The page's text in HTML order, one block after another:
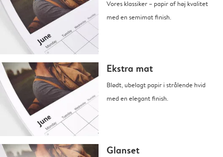
Vores klassiker – papir af høj kvalitet
med en semimat finish.
Ekstra mat
Blødt, ubelagt papir i strålende hvid
med en elegant finish.
Glanset